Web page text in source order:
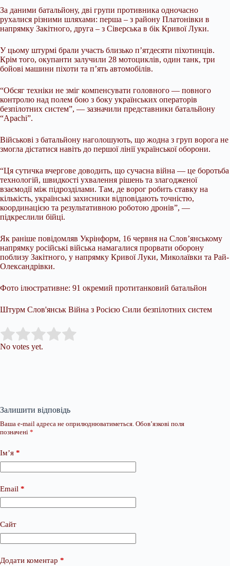
За даними батальйону, дві групи противника одночасно
рухалися різними шляхами: перша – з району Платонівки в
напрямку Закітного, друга – з Сіверська в бік Кривої Луки.
У цьому штурмі брали участь близько п’ятдесяти піхотинців.
Крім того, окупанти залучили 28 мотоциклів, один танк, три
бойові машини піхоти та п’ять автомобілів.
“Обсяг техніки не зміг компенсувати головного — повного
контролю над полем бою з боку українських операторів
безпілотних систем”, — зазначили представники батальйону
“Apachi”.
Військові з батальйону наголошують, що жодна з груп ворога не
змогла дістатися навіть до першої лінії української оборони.
“Ця сутичка вчергове доводить, що сучасна війна — це боротьба
технологій, швидкості ухвалення рішень та злагодженої
взаємодії між підрозділами. Там, де ворог робить ставку на
кількість, українські захисники відповідають точністю,
координацією та результативною роботою дронів”, —
підкреслили бійці.
Як раніше повідомляв Укрінформ, 16 червня на Слов’янському
напрямку російські війська намагалися прорвати оборону
поблизу Закітного, у напрямку Кривої Луки, Миколаївки та Рай-
Олександрівки.
Фото ілюстративне: 91 окремий протитанковий батальйон
Штурм Слов'янськ Війна з Росією Сили безпілотних систем
Rate this item:
No votes yet.
Залишити відповідь
Ваша e-mail адреса не оприлюднюватиметься. Обов’язкові поля
позначені *
Ім’я *
Email *
Сайт
Додати коментар *